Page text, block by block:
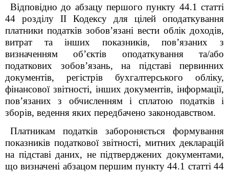
Відповідно до абзацу першого пункту 44.1 статті
44 розділу II Кодексу для цілей оподаткування
платники податків зобов’язані вести облік доходів,
витрат та інших показників, пов’язаних з
визначенням об’єктів оподаткування та/або
податкових зобов’язань, на підставі первинних
документів, регістрів бухгалтерського обліку,
фінансової звітності, інших документів, інформації,
пов’язаних з обчисленням і сплатою податків і
зборів, ведення яких передбачено законодавством.
Платникам податків забороняється формування
показників податкової звітності, митних декларацій
на підставі даних, не підтверджених документами,
що визначені абзацом першим пункту 44.1 статті 44